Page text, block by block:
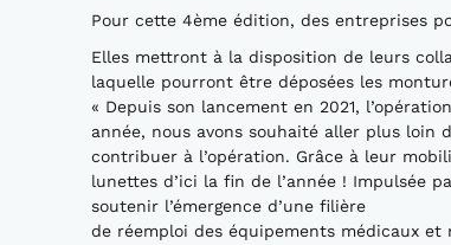
Pour cette 4ème édition, des entreprises
Elles mettront à la disposition de leurs
laquelle pourront être déposées les
« Depuis son lancement en 2021,
année, nous avons souhaité aller plus loin
contribuer à l’opération. Grâce à leur
lunettes d’ici la fin de l’année ! Impulsée
soutenir l’émergence d’une filière
de réemploi des équipements médicaux